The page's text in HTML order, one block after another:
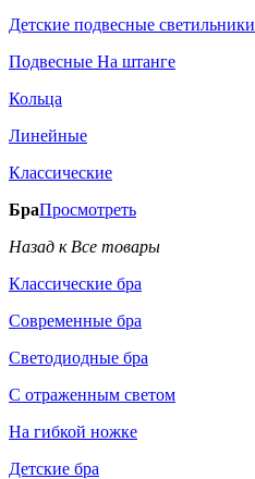
Детские подвесные светильники
Подвесные На штанге
Кольца
Линейные
Классические
БраПросмотреть
Назад к Все товары
Классические бра
Современные бра
Светодиодные бра
С отраженным светом
На гибкой ножке
Детские бра